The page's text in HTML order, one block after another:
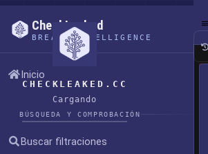
CHECKLEAKED.CC
Cargando
CheckLeaked
BREACH INTELLIGENCE
Inicio
BÚSQUEDA Y COMPROBACIÓN
Buscar filtraciones